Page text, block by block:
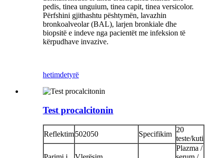
pedis, tinea unguium, tinea capit, tinea versicolor.
Përfshini gjithashtu pështymën, lavazhin
bronkoalveolar (BAL), larjen bronkiale dhe
biopsitë e indeve nga pacientët me infeksion të
kërpudhave invazive.
hetimdetyrë
Test procalcitonin
Reflektim502050 Specifikim
20
teste/kuti
Plazma /